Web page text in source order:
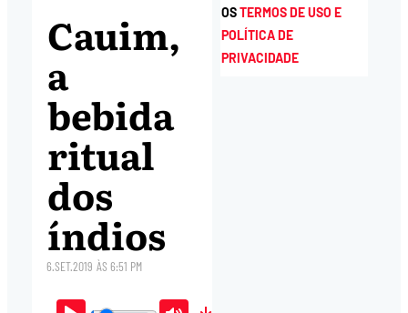
Cauim,
a
bebida
ritual
dos
índios
6.SET.2019 ÀS6:51 PM
OSTERMOS DE USO E
POLÍTICA DE
PRIVACIDADE